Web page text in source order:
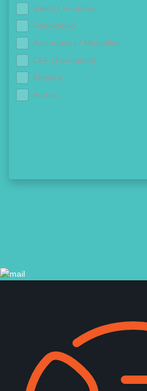
Volets / Fenêtres
Rénovation
Assurances / Mutuelles
CPF (Formation)
Finance
Autres